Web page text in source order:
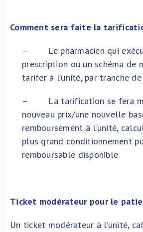
Comment sera faite la
– Le pharmacien qui
prescription ou un schéma de
tarifer à l’unité, par tranche
– La tarification se fera
nouveau prix/une nouvelle
remboursement à l’unité,
plus grand conditionnement
remboursable disponible.
Ticket modérateur pour le
Un ticket modérateur à l’unité,